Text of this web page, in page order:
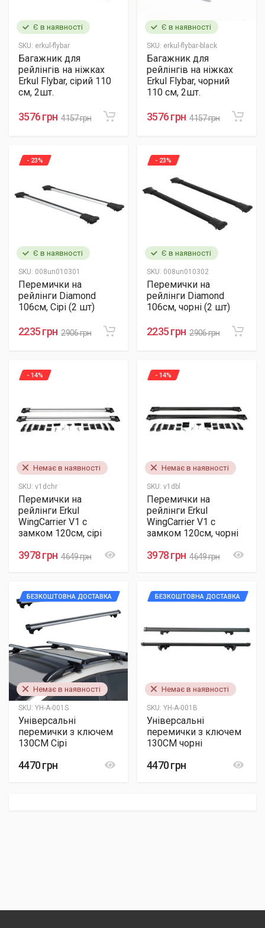
Є в наявності
SKU: erkul-flybar
Багажник для
рейлінгів на ніжках
Erkul Flybar, сірий 110
см, 2шт.
3576 грн 4157 грн
Є в наявності
SKU: erkul-flybar-black
Багажник для
рейлінгів на ніжках
Erkul Flybar, чорний
110 см, 2шт.
3576 грн 4157 грн
Є в наявності
SKU: 008un010301
- 23%
Перемички на
рейлінги Diamond
106см, Сірі (2 шт)
2235 грн 2906 грн
Є в наявності
SKU: 008un010302
- 23%
Перемички на
рейлінги Diamond
106см, чорні (2 шт)
2235 грн 2906 грн
Немає в наявності
SKU: v1dchr
- 14%
Перемички на
рейлінги Erkul
WingCarrier V1 с
замком 120см, сірі
3978 грн 4649 грн
Немає в наявності
SKU: v1dbl
- 14%
Перемички на
рейлінги Erkul
WingCarrier V1 с
замком 120см, чорні
3978 грн 4649 грн
Немає в наявності
SKU: YH-A-001S
БЕЗКОШТОВНА ДОСТАВКА
Універсальні
перемички з ключем
130CM Сірі
4470 грн
Немає в наявності
SKU: YH-A-001B
БЕЗКОШТОВНА ДОСТАВКА
Універсальні
перемички з ключем
130CM чорні
4470 грн